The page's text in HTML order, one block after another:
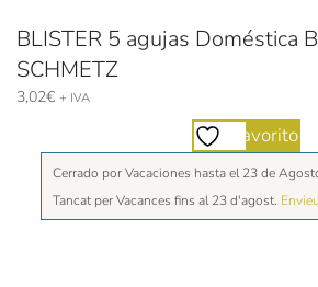
BLISTER 5 agujas Doméstica
SCHMETZ
3,02€ + IVA
Favorito
Cerrado por Vacaciones hasta el 23 de
Tancat per Vacances fins al 23 d'agost.